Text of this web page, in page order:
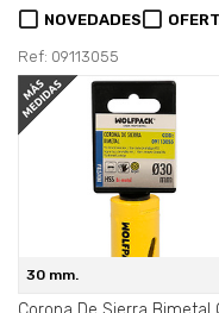
NOVEDADES
Ref: 09113055
30 mm.